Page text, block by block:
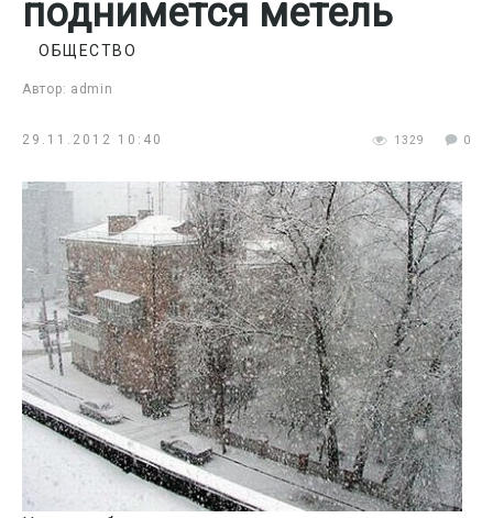
поднимется метель
Автор: admin
ОБЩЕСТВО
29.11.2012 10:40 1329 0